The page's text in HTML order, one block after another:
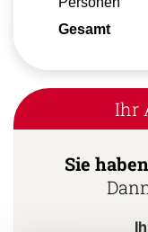
Gesamt
Ihr
Sie